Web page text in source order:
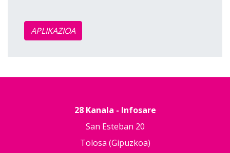
APLIKAZIOA
28 Kanala - Infosare
San Esteban 20
Tolosa (Gipuzkoa)